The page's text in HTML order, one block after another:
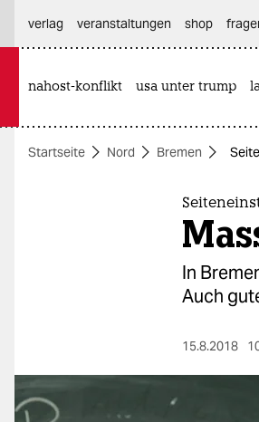
themen
berlin
verlag
veranstaltungen shop
nahost-konflikt usa unter trump
Startseite Nord Bremen
In
Auch
15.8.2018